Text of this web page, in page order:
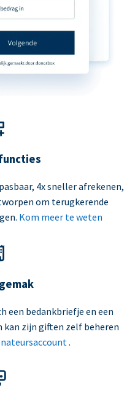
4x sneller afrekenen,
om terugkerende
Kom meer te weten
een bedankbriefje en een
zijn giften zelf beheren
.